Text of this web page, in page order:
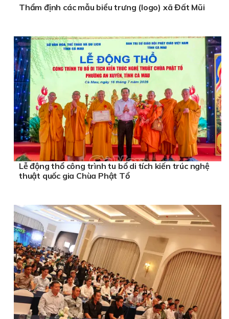
Thẩm định các mẫu biểu trưng (logo) xã Đất Mũi
Lễ động thổ công trình tu bổ di tích kiến trúc nghệ
thuật quốc gia Chùa Phật Tổ